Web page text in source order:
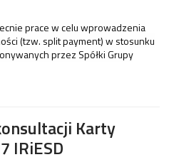
prace w celu wprowadzenia
(tzw. split payment) w stosunku
przez Spółki Grupy
Karty
IRiESD